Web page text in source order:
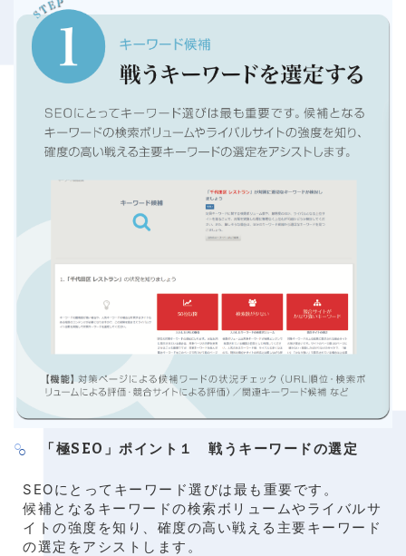
「極SEO」ポイント１ 戦うキーワードの選定
SEOにとってキーワード選びは最も重要です。
候補となるキーワードの検索ボリュームやライバルサ
イトの強度を知り、確度の高い戦える主要キーワード
の選定をアシストします。